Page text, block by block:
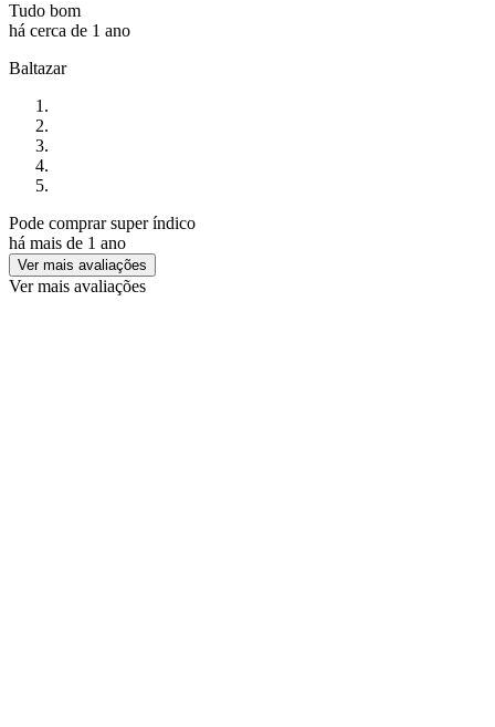
Tudo bom
há cerca de 1 ano
Baltazar
Pode comprar super índico
há mais de 1 ano
Ver mais avaliações
Ver mais avaliações